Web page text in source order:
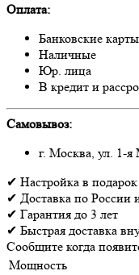
Оплата:
Банковские карты
Наличные
Юр. лица
В кредит и
Самовывоз:
г. Москва, ул. 1-я
✔ Настройка в подарок
✔ Доставка по России
✔ Гарантия до 3 лет
✔ Быстрая доставка
Сообщите когда
Мощность